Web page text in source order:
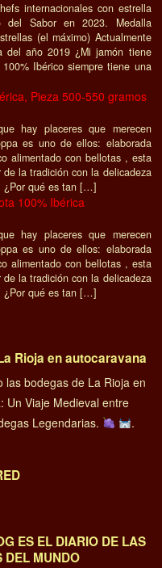
internacionales con estrella
del Sabor en 2023. Medalla
(el máximo) Actualmente
del año 2019 ¿Mi jamón tiene
Ibérico siempre tiene una
Pieza 500-550 gramos
hay placeres que merecen
es uno de ellos: elaborada
alimentado con bellotas , esta
la tradición con la delicadeza
¿Por qué es tan […]
100% Ibérica
hay placeres que merecen
es uno de ellos: elaborada
alimentado con bellotas , esta
la tradición con la delicadeza
¿Por qué es tan […]
Rioja en autocaravana
las bodegas de La Rioja en
Un Viaje Medieval entre
Legendarias.
.
ES EL DIARIO DE LAS
DEL MUNDO